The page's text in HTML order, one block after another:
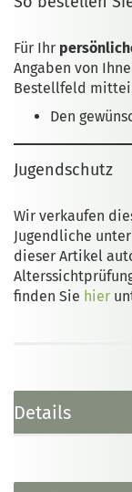
Für Ihr
Angaben von
Bestellfeld
Den
Jugendschutz
Wir verkaufen
Jugendliche
dieser Artikel
finden Sie hier
Details